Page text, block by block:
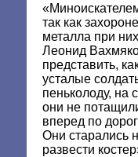
так как
металла при
Леонид
представить,
усталые
пеньколоду, на
они не
вперед по
Они старались
развести